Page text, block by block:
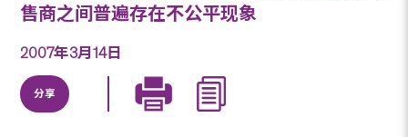
售商之间普遍存在不公平现象
2007年3月14日
分享